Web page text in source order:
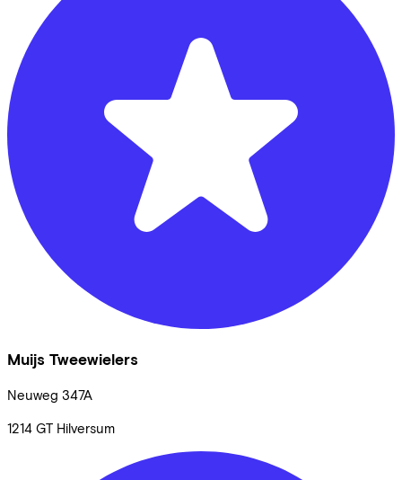
Muijs Tweewielers
Neuweg 347A
1214 GT Hilversum